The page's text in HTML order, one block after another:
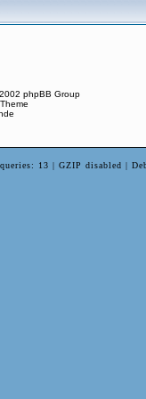
phpBB Group
13 | GZIP disabled |